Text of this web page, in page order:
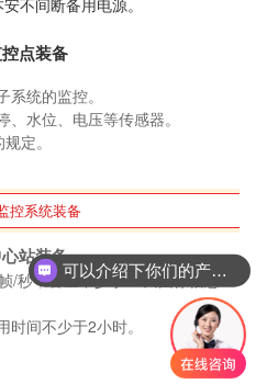
不间断备用电源。
点装备
统的监控。
水位、电压等传感器。
定。
控系统装备
站装备
/秒，容量不少于30天图像信息
间不少于2小时。
可以介绍下你们的产品么